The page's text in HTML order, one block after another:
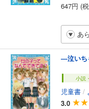
647円 (
あ
―泣いち
小説
児童書 /
3.0